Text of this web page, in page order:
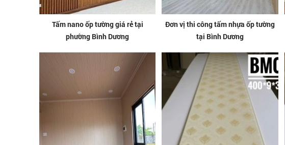
Tấm nano ốp tường giá rẻ tại
phường Bình Dương
Đơn vị thi công tấm nhựa ốp tường
tại Bình Dương